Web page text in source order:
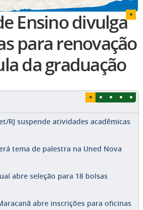
Ensino divulga
para renovação
da graduação
RJ suspende atividades acadêmicas
tema de palestra na Uned Nova
abre seleção para 18 bolsas
abre inscrições para oficinas